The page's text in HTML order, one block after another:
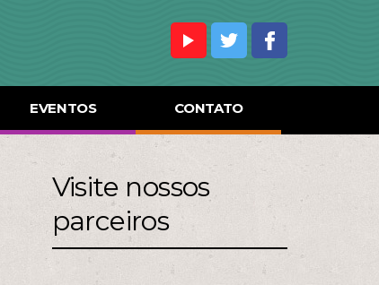
EVENTOS CONTATO
Visite nossos
parceiros